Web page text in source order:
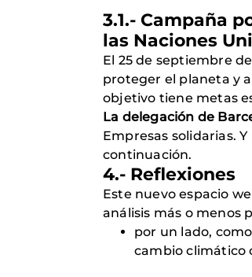
3.1.- Campaña
las Naciones
El 25 de septiembre
proteger el planeta y
objetivo tiene metas
La delegación de
Empresas solidarias.
continuación.
4.- Reflexiones
Este nuevo espacio
análisis más o menos
por un lado,
cambio climático